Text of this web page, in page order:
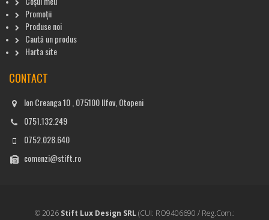
Promoții
Produse noi
Caută un produs
Harta site
CONTACT
Ion Creanga 10 , 075100 Ilfov, Otopeni
0751.132.249
0752.028.640
comenzi@stift.ro
© 2026 Stift Lux Design SRL(CUI: RO9406690 / Reg.Com.: